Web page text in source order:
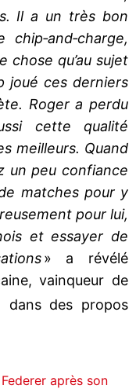
Il a un très bon
chose qu’au sujet
joué ces derniers
Roger a perdu
cette qualité
meilleurs. Quand
un peu confiance
matches pour y
pour lui,
et essayer de
» a révélé
vainqueur de
dans des propos
après son